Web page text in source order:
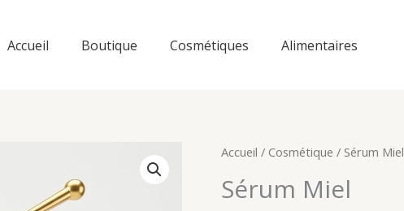
Accueil Boutique Cosmétiques Alimentaires
Accueil / Cosmétique / Sérum Miel
Sérum Miel